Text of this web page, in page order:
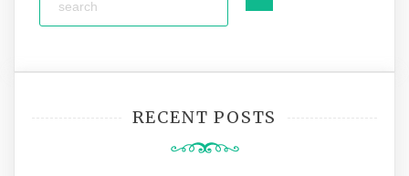
RECENT POSTS